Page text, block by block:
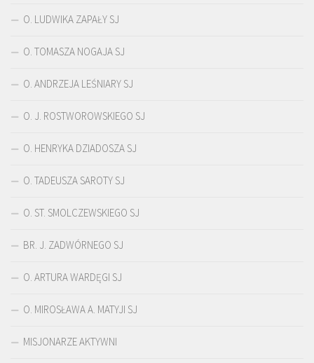
O. LUDWIKA ZAPAŁY SJ
O. TOMASZA NOGAJA SJ
O. ANDRZEJA LEŚNIARY SJ
O. J. ROSTWOROWSKIEGO SJ
O. HENRYKA DZIADOSZA SJ
O. TADEUSZA SAROTY SJ
O. ST. SMOLCZEWSKIEGO SJ
BR. J. ZADWÓRNEGO SJ
O. ARTURA WARDĘGI SJ
O. MIROSŁAWA A. MATYJI SJ
MISJONARZE AKTYWNI